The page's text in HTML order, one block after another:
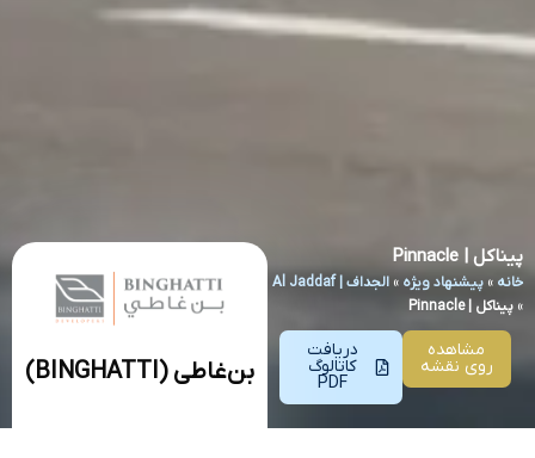
پیناکل | Pinnacle
خانه » پیشنهاد ویژه » الجداف | Al Jaddaf
» پیناکل | Pinnacle
مشاهده
روی نقشه
دریافت
کاتالوگ
PDF بن‌غاطی (BINGHATTI)